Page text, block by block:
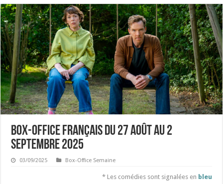
Box-Office français du 27 août au 2
septembre 2025
03/09/2025 Box-Office Semaine
* Les comédies sont signalées en bleu